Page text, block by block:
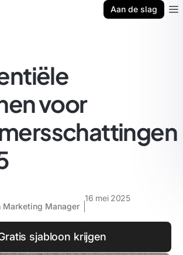
Aan de slag
voor
Marketing Manager
16 mei 2025
sjabloon krijgen